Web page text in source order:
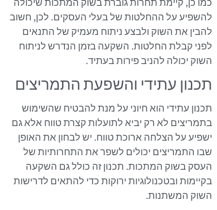
להשפיע על ההחלטות של בעלי העסקים. לכן, חשוב
להבין את השוק ולבצע ניתוח מעמיק של התנאים
לפני קבלת החלטות. השקעה בזמן הנדרש לניתוח
השוק יכולה להניב פירות בעתיד.
תכנון עתידי והשפעת התמריצים
תכנון עתידי הוא חיוני על מנת להבטיח שהשימוש
בתמריצים לא רק יביא לתועלות קצרת טווח אלא גם
ישפיע על הצלחה ארוכת טווח. יש לבחון את האופן
שבו התמריצים יכולים לשפר את התחרותיות של
העסק בשוק המתכות. תכנון זה כולל גם השקעה
בקיימות ובטכנולוגיות ירוקות כדי להתאים לדרישות
השוק המשתנות.